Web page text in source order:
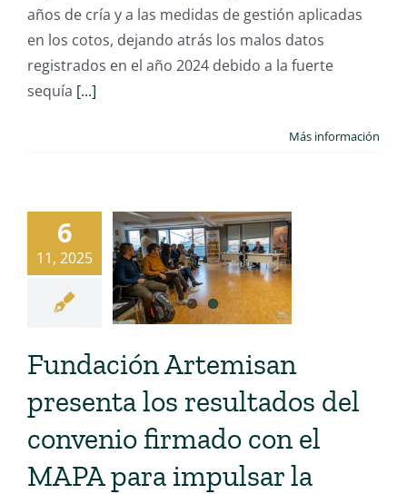
años de cría y a las medidas de gestión aplicadas
en los cotos, dejando atrás los malos datos
registrados en el año 2024 debido a la fuerte
sequía [...]
Más información
6
11, 2025
Fundación Artemisan
presenta los resultados del
convenio firmado con el
MAPA para impulsar la